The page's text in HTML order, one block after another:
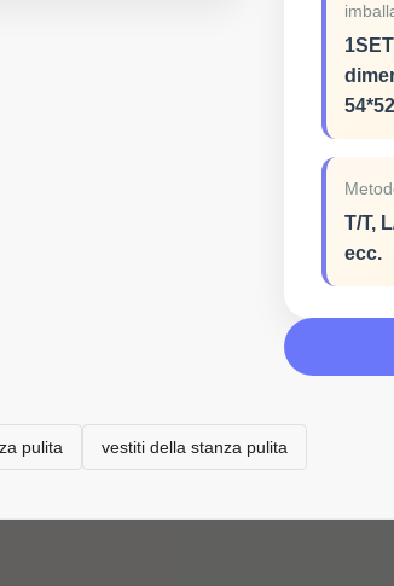
T/T,
ecc.
pulita vestiti della stanza pulita